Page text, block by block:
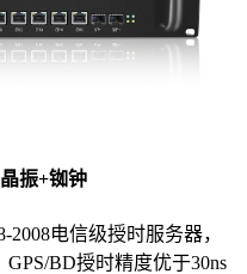
振+铷钟
2008电信级授时服务器，
BD授时精度优于30ns